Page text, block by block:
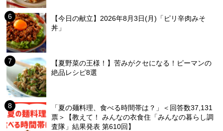
【今日の献立】2026年8月3日(月)「ピリ辛肉みそ
丼」
【夏野菜の王様！】苦みがクセになる！ピーマンの
絶品レシピ8選
「夏の麺料理、食べる時間帯は？」＜回答数37,131
票＞【教えて！ みんなの衣食住「みんなの暮らし調
査隊」結果発表 第610回】